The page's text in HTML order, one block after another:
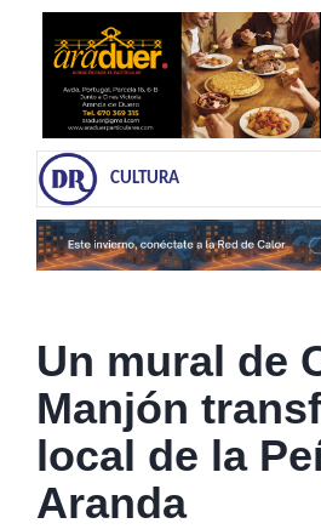
CULTURA
Un mural de
Manjón
local de la
Aranda